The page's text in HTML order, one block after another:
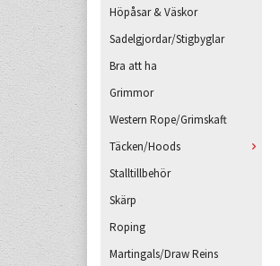
Höpåsar & Väskor
Sadelgjordar/Stigbyglar
Bra att ha
Grimmor
Western Rope/Grimskaft
Täcken/Hoods
Stalltillbehör
Skärp
Roping
Martingals/Draw Reins